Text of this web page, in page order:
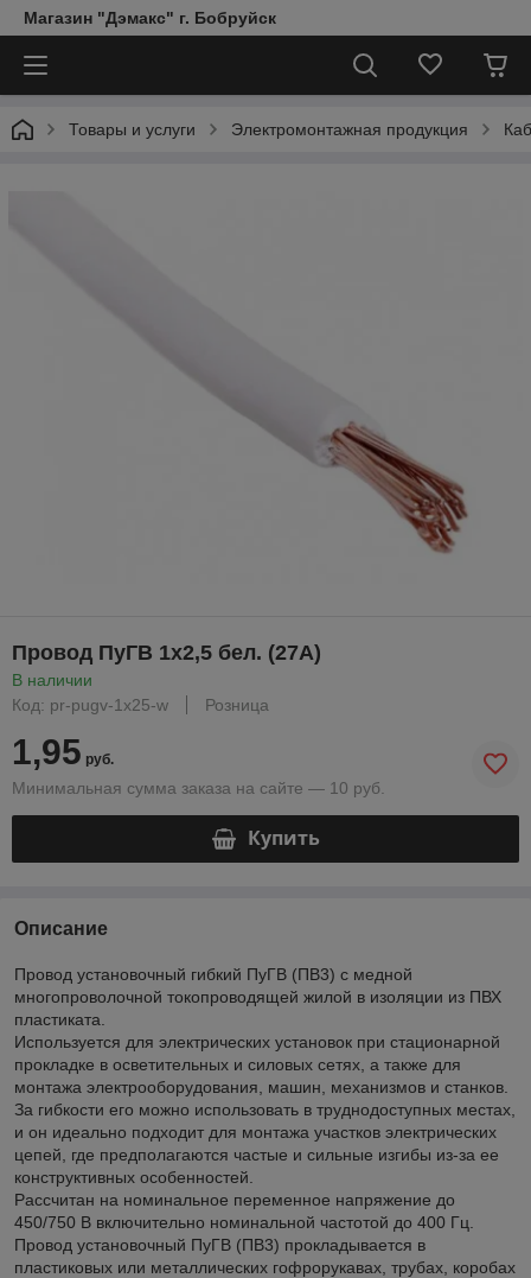
Магазин "Дэмакс" г. Бобруйск
Товары и услуги Электромонтажная продукция
Провод ПуГВ 1x2,5 бел. (27А)
В наличии
Код: pr-pugv-1x25-w
Розница
1,95 руб.
Минимальная сумма заказа на сайте — 10 руб.
Купить
Описание
Провод установочный гибкий ПуГВ (ПВ3) с медной
многопроволочной токопроводящей жилой в изоляции из ПВХ
пластиката.
Используется для электрических установок при стационарной
прокладке в осветительных и силовых сетях, а также для
монтажа электрооборудования, машин, механизмов и станков.
За гибкости его можно использовать в труднодоступных местах,
и он идеально подходит для монтажа участков электрических
цепей, где предполагаются частые и сильные изгибы из-за ее
конструктивных особенностей.
Рассчитан на номинальное переменное напряжение до
450/750 В включительно номинальной частотой до 400 Гц.
Провод установочный ПуГВ (ПВ3) прокладывается в
пластиковых или металлических гофрорукавах, трубах, коробах